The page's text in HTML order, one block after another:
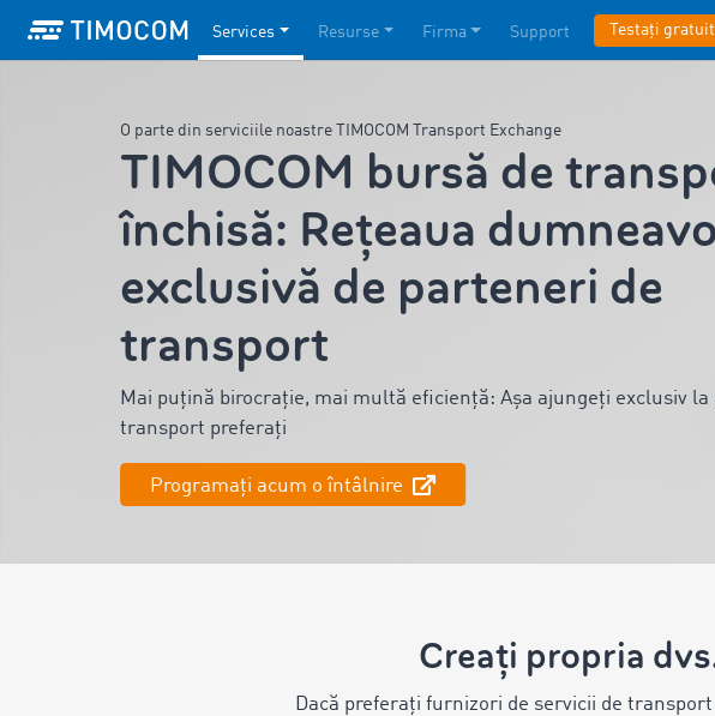
Services Resurse Firma Support Testați gratuit
O parte din serviciile noastre TIMOCOM Transport Exchange
TIMOCOM bursă de
închisă: Rețeaua
exclusivă de parteneri de
transport
Mai puțină birocrație, mai multă eficiență: Așa ajungeți exclusiv la
transport preferați
Programați acum o întâlnire
Creați propria
Dacă preferați furnizori de servicii de